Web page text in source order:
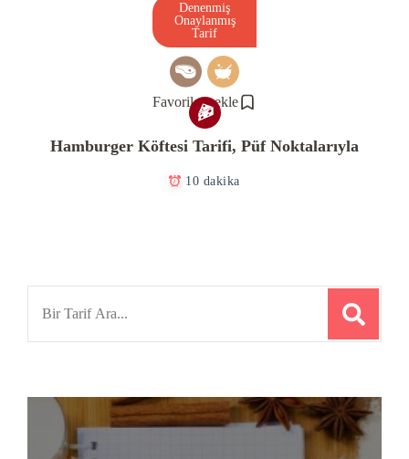
Favorilere ekle
Denenmiş
Onaylanmış
Tarif
Hamburger Köftesi Tarifi, Püf Noktalarıyla
10 dakika